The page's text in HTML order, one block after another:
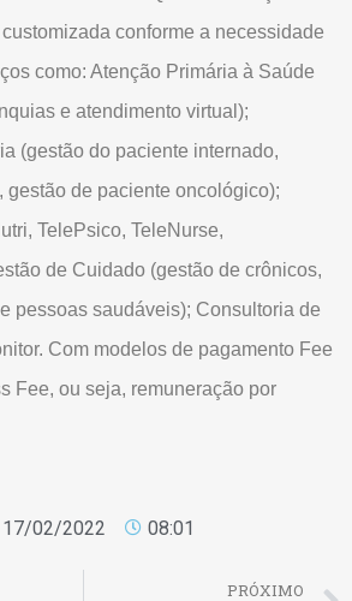
conforme a necessidade
como: Atenção Primária à Saúde
e atendimento virtual);
(gestão do paciente internado,
gestão de paciente oncológico);
TelePsico, TeleNurse,
de Cuidado (gestão de crônicos,
pessoas saudáveis); Consultoria de
Com modelos de pagamento Fee
Fee, ou seja, remuneração por
17/02/2022 08:01
PRÓXIMO